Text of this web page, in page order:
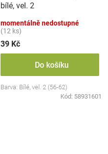
bílé, vel. 2
momentálně nedostupné
(12 ks)
39 Kč
Do košíku
Barva: Bílé, vel. 2 (56-62)
Kód: 58931601